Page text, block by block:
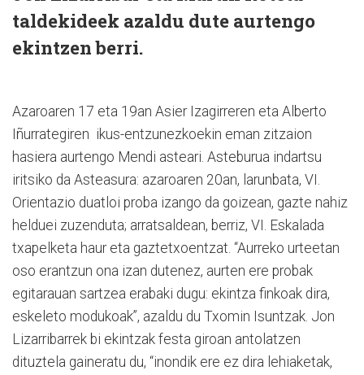
taldekideek azaldu dute aurtengo
ekintzen berri.
Azaroaren 17 eta 19an Asier Izagirreren eta Alberto
Iñurrategiren ikus-entzunezkoekin eman zitzaion
hasiera aurtengo Mendi asteari. Asteburua indartsu
iritsiko da Asteasura: azaroaren 20an, larunbata, VI.
Orientazio duatloi proba izango da goizean, gazte nahiz
helduei zuzenduta; arratsaldean, berriz, VI. Eskalada
txapelketa haur eta gaztetxoentzat. “Aurreko urteetan
oso erantzun ona izan dutenez, aurten ere probak
egitarauan sartzea erabaki dugu: ekintza finkoak dira,
eskeleto modukoak”, azaldu du Txomin Isuntzak. Jon
Lizarribarrek bi ekintzak festa giroan antolatzen
dituztela gaineratu du, “inondik ere ez dira lehiaketak,